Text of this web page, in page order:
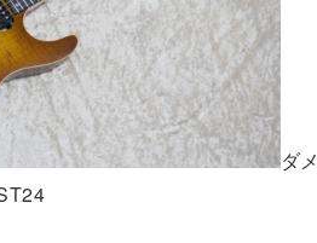
ダ